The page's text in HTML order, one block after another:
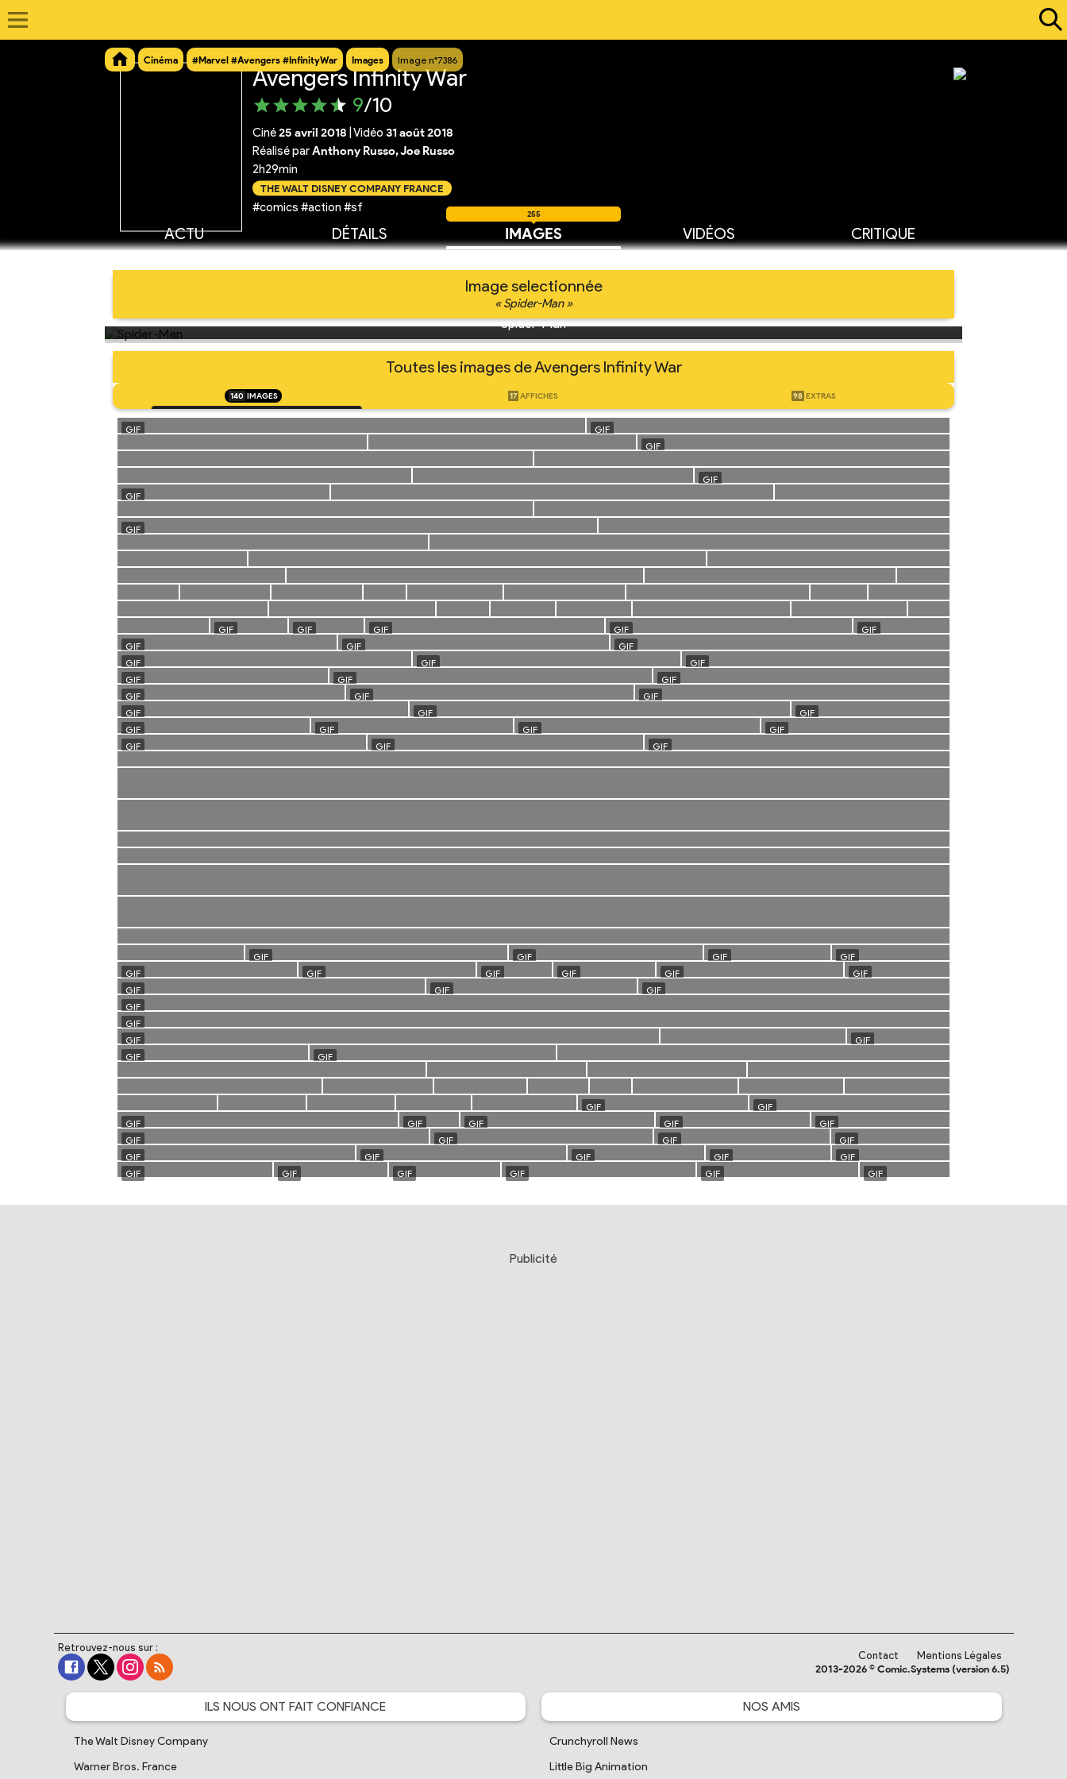
Cinéma #Marvel #Avengers #InfinityWar Images Image n°7386
Avengers Infinity War
9/10
Ciné25 avril 2018 Vidéo 31 août 2018
Réalisé parAnthony Russo, Joe Russo
2h29min
THE WALT DISNEY COMPANY FRANCE
#comics #action #sf
ACTU DÉTAILS IMAGES
255
VIDÉOS CRITIQUE
Image selectionnée
« Spider-Man »
Spider-Man
Toutes les images de Avengers Infinity War
140 IMAGES 17 AFFICHES 98 EXTRAS
Publicité
Retrouvez-nous sur :
Contact
Mentions Légales
2013-2026 © Comic.Systems (version 6.5)
ILS NOUS ONT FAIT CONFIANCE
The Walt Disney Company
Warner Bros. France
NOS AMIS
Crunchyroll News
Little Big Animation